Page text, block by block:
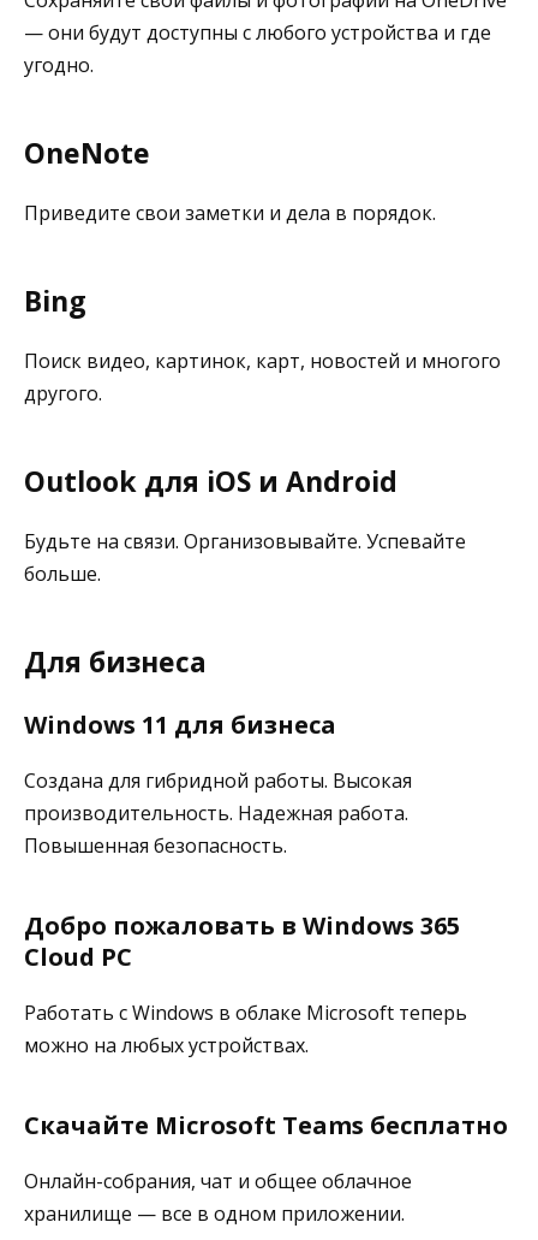
— они будут доступны с любого устройства и где
угодно.
OneNote
Приведите свои заметки и дела в порядок.
Bing
Поиск видео, картинок, карт, новостей и многого
другого.
Outlook для iOS и Android
Будьте на связи. Организовывайте. Успевайте
больше.
Для бизнеса
Windows 11 для бизнеса
Создана для гибридной работы. Высокая
производительность. Надежная работа.
Повышенная безопасность.
Добро пожаловать в Windows 365
Cloud PC
Работать с Windows в облаке Microsoft теперь
можно на любых устройствах.
Скачайте Microsoft Teams бесплатно
Онлайн-собрания, чат и общее облачное
хранилище — все в одном приложении.